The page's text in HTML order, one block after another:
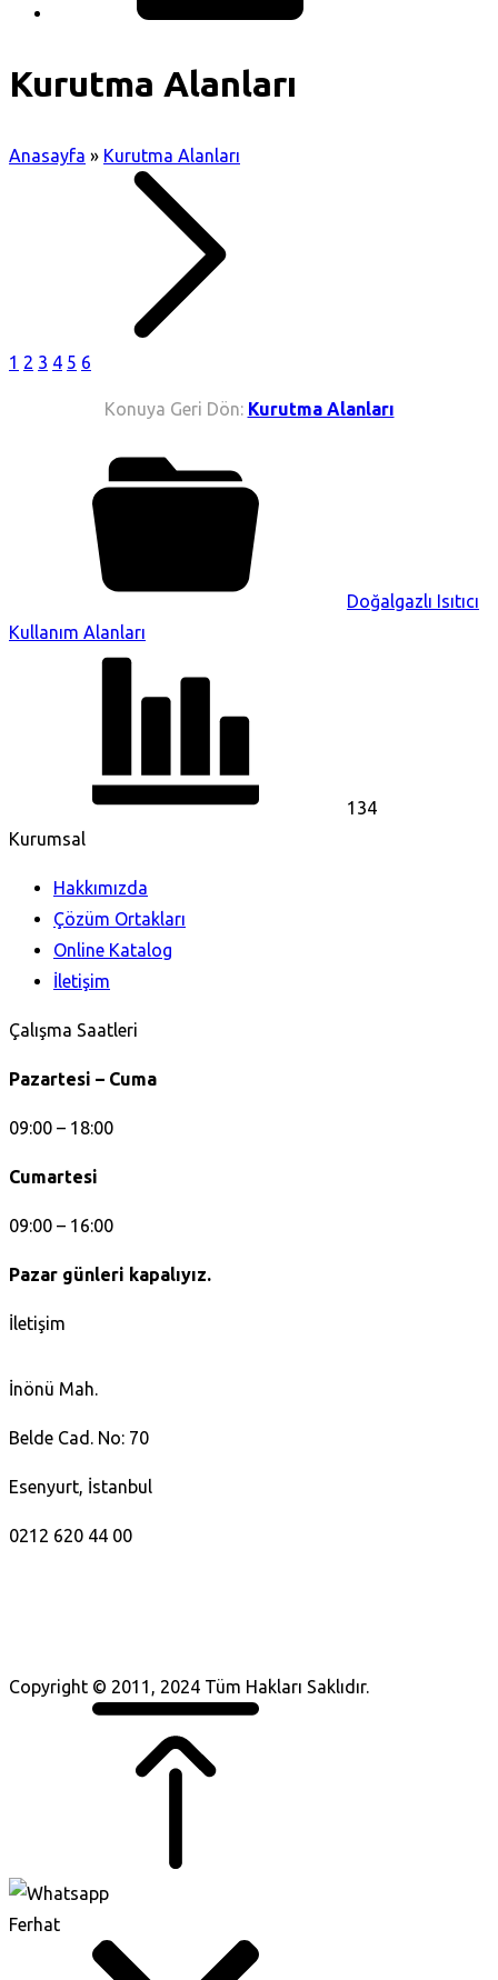
Kurutma Alanları
Anasayfa » Kurutma Alanları
1 2 3 4 5 6
Konuya Geri Dön: Kurutma Alanları
Doğalgazlı Isıtıcı
Kullanım Alanları
134
Kurumsal
Hakkımızda
Çözüm Ortakları
Online Katalog
İletişim
Çalışma Saatleri
Pazartesi – Cuma
09:00 – 18:00
Cumartesi
09:00 – 16:00
Pazar günleri kapalıyız.
İletişim
İnönü Mah.
Belde Cad. No: 70
Esenyurt, İstanbul
0212 620 44 00
Copyright © 2011, 2024 Tüm Hakları Saklıdır.
Ferhat